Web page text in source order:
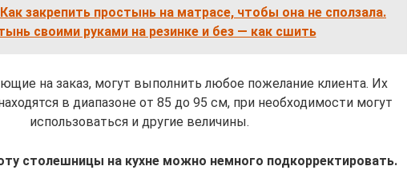
Как закрепить простынь на матрасе, чтобы она не сползала.
своими руками на резинке и без — как сшить
на заказ, могут выполнить любое пожелание клиента. Их
в диапазоне от 85 до 95 см, при необходимости могут
использоваться и другие величины.
столешницы на кухне можно немного подкорректировать.